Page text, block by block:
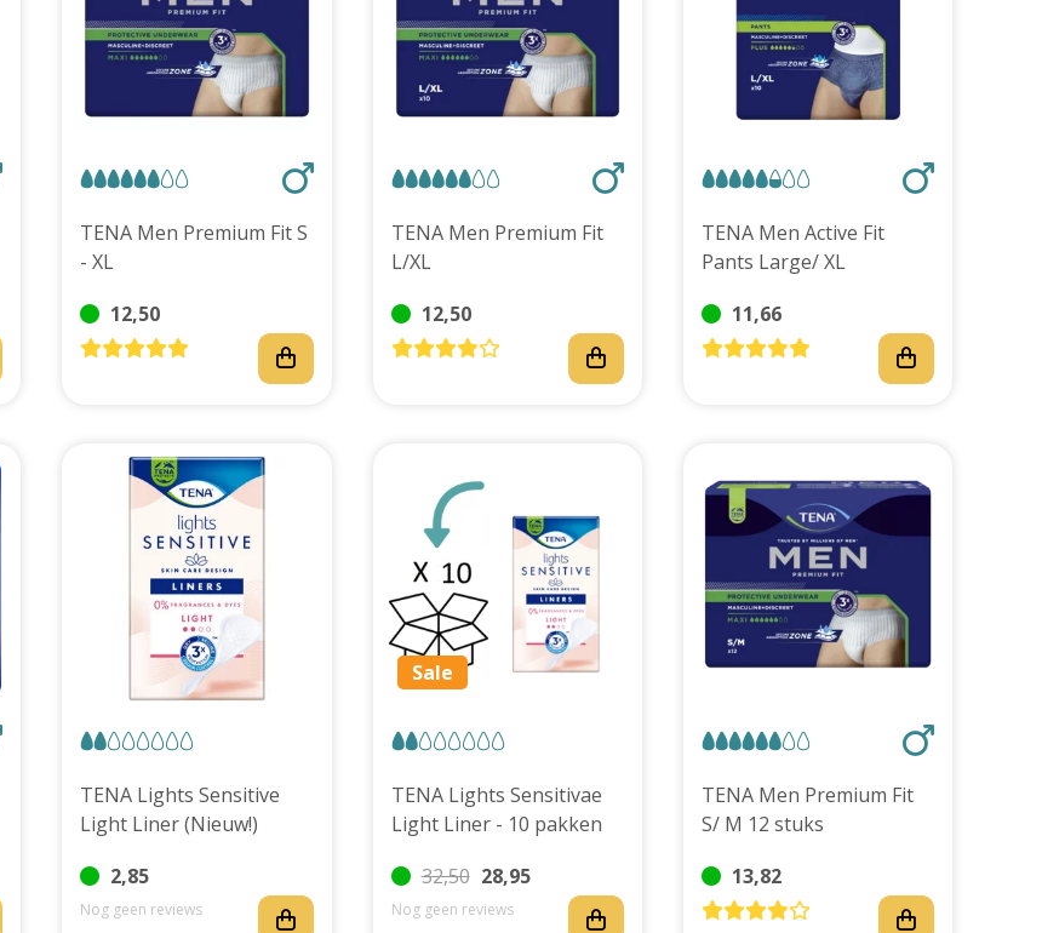
TENA Men Premium Fit S
- XL
12,50
TENA Men Premium Fit
L/XL
12,50
TENA Men Active Fit
Pants Large/ XL
11,66
TENA Lights Sensitive
Light Liner (Nieuw!)
2,85
Nog geen reviews
Sale
TENA Lights Sensitivae
Light Liner - 10 pakken
32,50 28,95
Nog geen reviews
TENA Men Premium Fit
S/ M 12 stuks
13,82